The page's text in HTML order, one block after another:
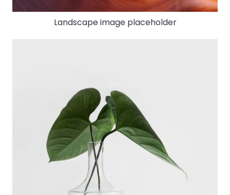
Landscape image placeholder